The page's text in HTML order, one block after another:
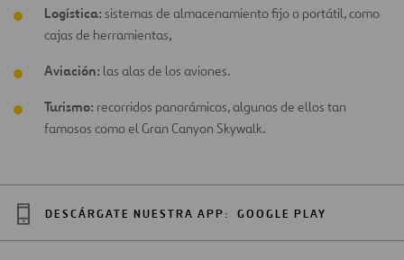
Logística: sistemas de almacenamiento fijo o portátil, como
cajas de herramientas,
Aviación: las alas de los aviones.
Turismo: recorridos panorámicos, algunos de ellos tan
famosos como el Gran Canyon Skywalk.
DESCÁRGATE NUESTRA APP: GOOGLE PLAY